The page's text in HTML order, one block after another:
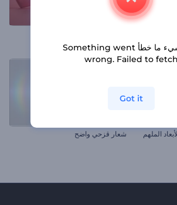
الملهم شعار قزحي واضح
يوجد شيء ما خطأ Something went
wrong. Failed to fetch
Got it